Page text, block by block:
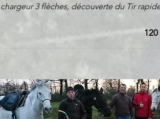
chargeur 3 flèches, découverte du Tir